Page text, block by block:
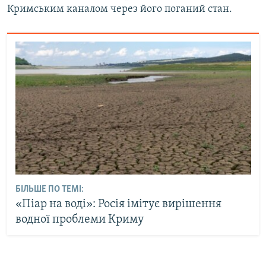
Кримським каналом через його поганий стан.
БІЛЬШЕ ПО ТЕМІ:
«Піар на воді»: Росія імітує вирішення
водної проблеми Криму